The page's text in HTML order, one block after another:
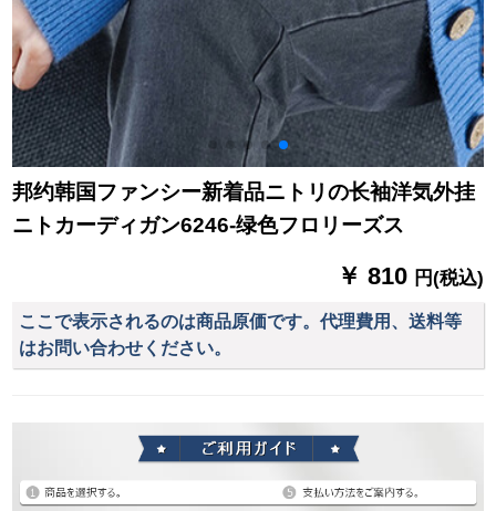
邦约韩国ファンシー新着品ニトリの长袖洋気外挂
ニトカーディガン6246-绿色フロリーズス
￥ 810 円(税込)
ここで表示されるのは商品原価です。代理費用、送料等
はお問い合わせください。